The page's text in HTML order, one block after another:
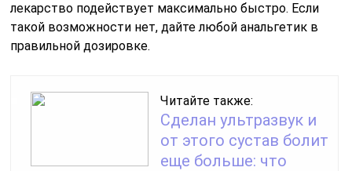
лекарство подействует максимально быстро. Если
такой возможности нет, дайте любой анальгетик в
правильной дозировке.
Читайте также:
Сделан ультразвук и
от этого сустав болит
еще больше: что